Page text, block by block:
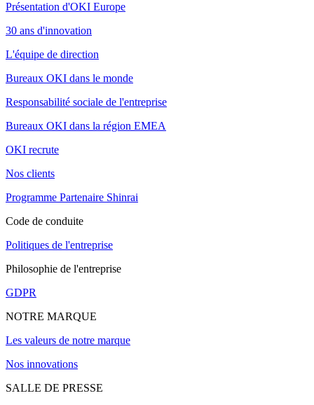
Présentation d'OKI Europe
30 ans d'innovation
L'équipe de direction
Bureaux OKI dans le monde
Responsabilité sociale de l'entreprise
Bureaux OKI dans la région EMEA
OKI recrute
Nos clients
Programme Partenaire Shinrai
Code de conduite
Politiques de l'entreprise
Philosophie de l'entreprise
GDPR
NOTRE MARQUE
Les valeurs de notre marque
Nos innovations
SALLE DE PRESSE